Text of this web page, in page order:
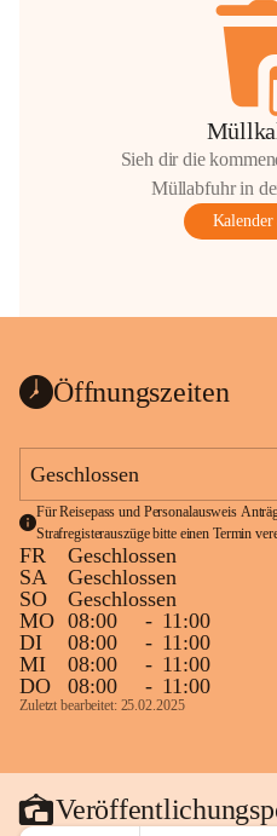
Sieh dir die
Müllabfuhr in
Kalender
Öffnungszeiten
Geschlossen
Für Reisepass und Personalausweis
Strafregisterauszüge bitte einen Termin
FR
Geschlossen
SA
Geschlossen
SO
Geschlossen
MO 08:00 - 11:00
DI
08:00 - 11:00
MI
08:00 - 11:00
DO
08:00 - 11:00
Zuletzt bearbeitet: 25.02.2025